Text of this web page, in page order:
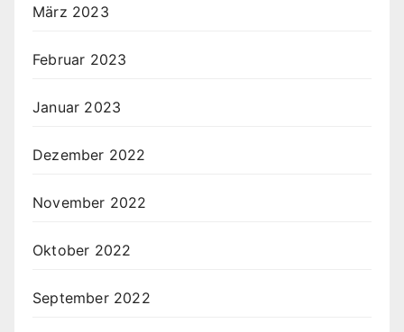
März 2023
Februar 2023
Januar 2023
Dezember 2022
November 2022
Oktober 2022
September 2022